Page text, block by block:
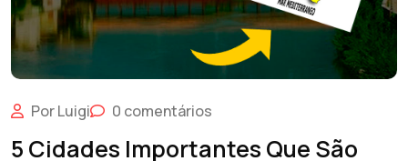
Por Luigi 0 comentários
5 Cidades Importantes Que São